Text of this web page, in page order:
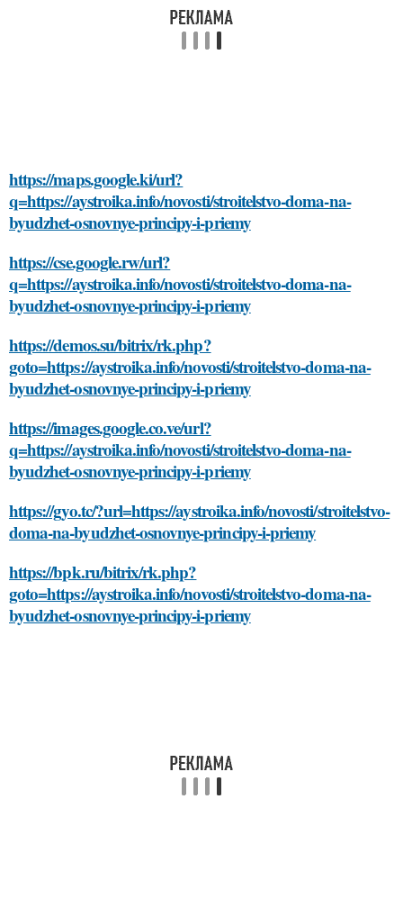
https://maps.google.ki/url?
q=https://aystroika.info/novosti/stroitelstvo-doma-na-
byudzhet-osnovnye-principy-i-priemy
https://cse.google.rw/url?
q=https://aystroika.info/novosti/stroitelstvo-doma-na-
byudzhet-osnovnye-principy-i-priemy
https://demos.su/bitrix/rk.php?
goto=https://aystroika.info/novosti/stroitelstvo-doma-na-
byudzhet-osnovnye-principy-i-priemy
https://images.google.co.ve/url?
q=https://aystroika.info/novosti/stroitelstvo-doma-na-
byudzhet-osnovnye-principy-i-priemy
https://gyo.tc/?url=https://aystroika.info/novosti/stroitelstvo-
doma-na-byudzhet-osnovnye-principy-i-priemy
https://bpk.ru/bitrix/rk.php?
goto=https://aystroika.info/novosti/stroitelstvo-doma-na-
byudzhet-osnovnye-principy-i-priemy